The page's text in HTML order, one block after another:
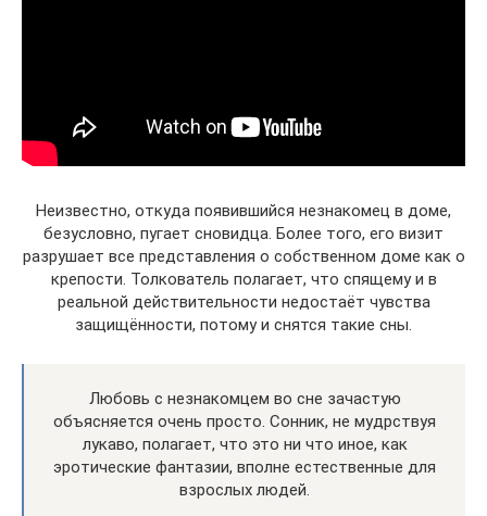
Неизвестно, откуда появившийся незнакомец в доме,
безусловно, пугает сновидца. Более того, его визит
разрушает все представления о собственном доме как о
крепости. Толкователь полагает, что спящему и в
реальной действительности недостаёт чувства
защищённости, потому и снятся такие сны.
Любовь с незнакомцем во сне зачастую
объясняется очень просто. Сонник, не мудрствуя
лукаво, полагает, что это ни что иное, как
эротические фантазии, вполне естественные для
взрослых людей.